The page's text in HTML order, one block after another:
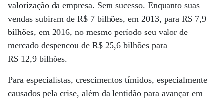
valorização da empresa. Sem sucesso. Enquanto suas
vendas subiram de R$ 7 bilhões, em 2013, para R$ 7,9
bilhões, em 2016, no mesmo período seu valor de
mercado despencou de R$ 25,6 bilhões para
R$ 12,9 bilhões.
Para especialistas, crescimentos tímidos, especialmente
causados pela crise, além da lentidão para avançar em